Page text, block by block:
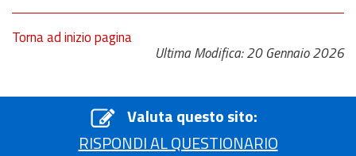
Torna ad inizio pagina
Ultima Modifica: 20 Gennaio 2026
Valuta questo sito:
RISPONDI AL QUESTIONARIO